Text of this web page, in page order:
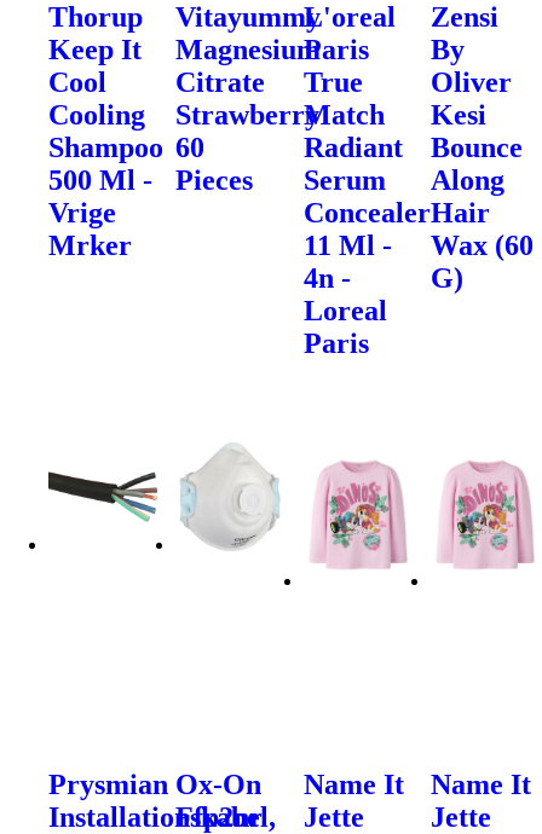
Thorup
Keep It
Cool
Cooling
Shampoo
500 Ml -
Vrige
Mrker
Vitayummy
Magnesium
Citrate
Strawberry
60
Pieces
L'oreal
Paris
True
Match
Radiant
Serum
Concealer
11 Ml -
4n -
Loreal
Paris
Zensi
By
Oliver
Kesi
Bounce
Along
Hair
Wax (60
G)
Prysmian
Installationskabel,
Ox-On
Ffp2nr
Name It
Jette
Name It
Jette